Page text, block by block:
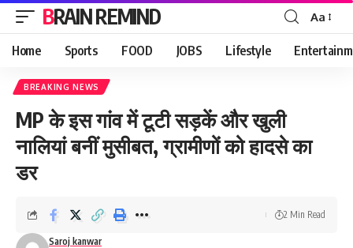
BRAIN REMIND
Font
Resizer
Aa
Home Sports FOOD JOBS Lifestyle
BREAKING NEWS
MP के इस गांव में टूटी सड़कें और खुली
नालियां बनीं मुसीबत, ग्रामीणों को हादसे का
डर
Saroj kanwar
2 Min Read